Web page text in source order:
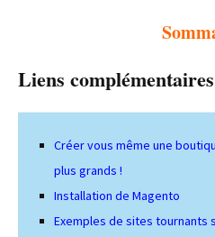
Liens complémentaires
Créer vous même une
plus grands !
Installation de Magento
Exemples de sites tournants